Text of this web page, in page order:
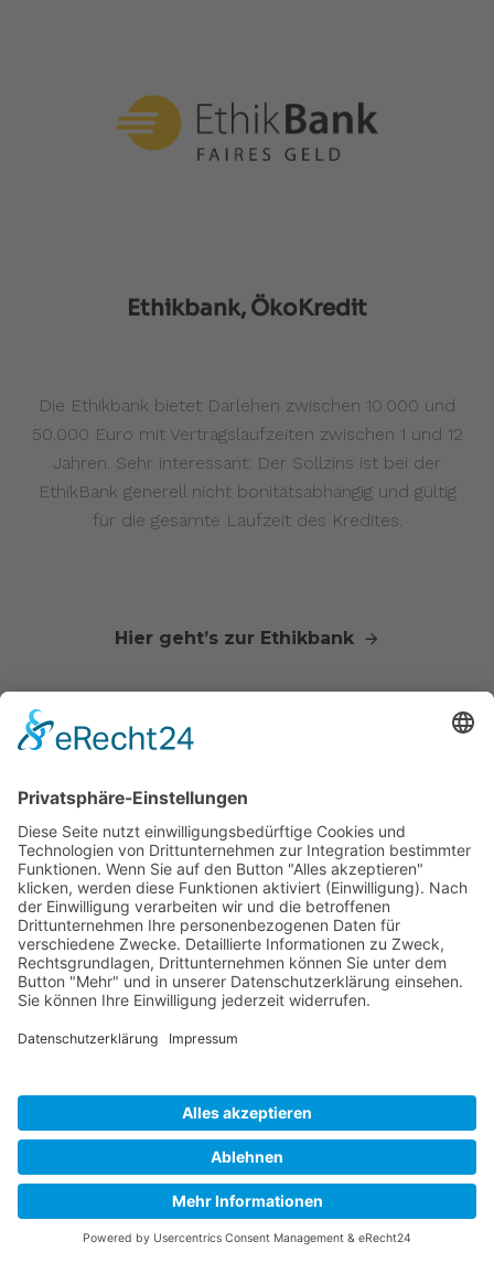
Ethikbank, ÖkoKredit
Die Ethikbank bietet Darlehen zwischen 10.000 und
50.000 Euro mit Vertragslaufzeiten zwischen 1 und 12
Jahren. Sehr interessant: Der Sollzins ist bei der
EthikBank generell nicht bonitätsabhängig und gültig
für die gesamte Laufzeit des Kredites.
Hier geht’s zur Ethikbank
bei der Beantragung von Krediten
und Fördermitteln mit
unterschriftsreifen Formularen.
Wählen Sie bitte unsere
entsprechenden Leistungen direkt
in unserem Online-Konfigurator für
Ihre PV-Anlage aus!
zum Kontaktformular
Sie haben weitere Fragen? Kontaktieren Sie uns
Ihre optimale PV-Anlage!
Wir von GTS-SOLAR bieteninnerhalb der
Individualplanungder PV-Anlage eine
professionelle Umwelt- und
Kosteneinsparungsschätzung. Entdecken Sie